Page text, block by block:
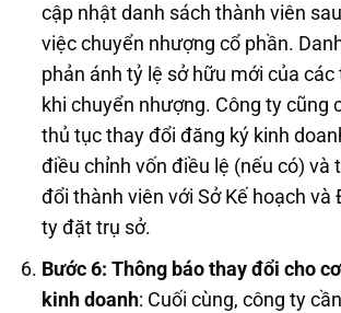
cập nhật danh sách thành viên
việc chuyển nhượng cổ phần.
phản ánh tỷ lệ sở hữu mới của các
khi chuyển nhượng. Công ty cũng
thủ tục thay đổi đăng ký kinh
điều chỉnh vốn điều lệ (nếu có) và
đổi thành viên với Sở Kế hoạch và
ty đặt trụ sở.
Bước 6: Thông báo thay đổi cho
kinh doanh: Cuối cùng, công ty